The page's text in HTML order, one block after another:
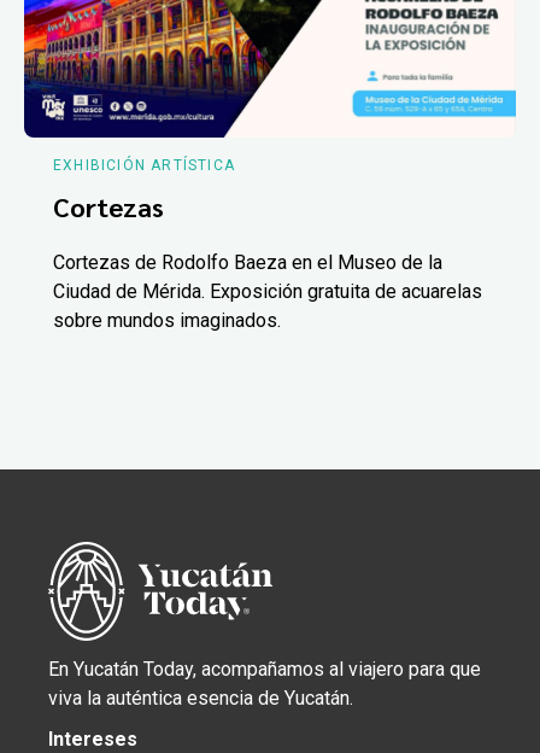
EXHIBICIÓN ARTÍSTICA
Cortezas
Cortezas de Rodolfo Baeza en el Museo de la
Ciudad de Mérida. Exposición gratuita de acuarelas
sobre mundos imaginados.
En Yucatán Today, acompañamos al viajero para que
viva la auténtica esencia de Yucatán.
Intereses